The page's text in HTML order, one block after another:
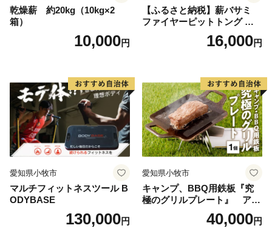
乾燥薪 約20kg（10kg×2
箱）
10,000円
【ふるさと納税】薪バサミ
ファイヤーピットトング ソ
ロキャンプ用 コンパクト ス
テンレス材 軽量 アウトドア
い 繰り返し使える 日本製 安
心 鍛冶屋の頓珍漢 愛知県 送
料無料
16,000円
愛知県小牧市
マルチフィットネスツール B
ODYBASE
130,000円
愛知県小牧市
キャンプ、BBQ用鉄板『究
極のグリルプレート』 アウ
トドア用品 レジャー キャン
プ バーベキュー BBQ 鉄板
40,000円